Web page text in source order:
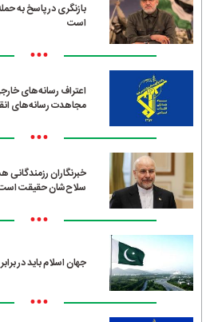
بازنگری در پاسخ به
است
•••
اعتراف رسانه‌های
مجاهدت رسانه‌های
•••
خبرنگاران
سلاح‌شان حقیقت
•••
جهان اسلام باید در
•••